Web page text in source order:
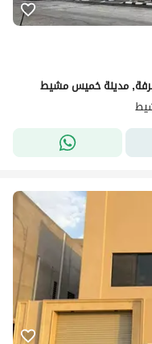
مدينة خميس مشيط